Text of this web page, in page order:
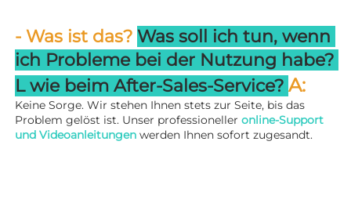
- Was ist das? Was soll ich tun, wenn
L wie beim After-Sales-Service?
Keine Sorge. Wir stehen Ihnen stets zur Seite, bis das
Problem gelöst ist. Unser professioneller online-Support
und Videoanleitungen werden Ihnen sofort zugesandt.